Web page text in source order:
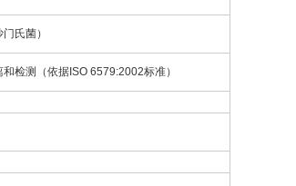
氏菌）
检测（依据ISO 6579:2002标准）